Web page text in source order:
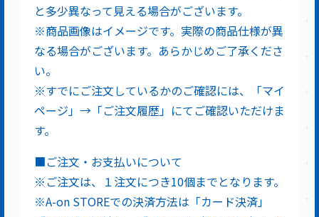
と多少異なって見える場合がございます。
※商品画像はイメージです。実際の商品仕様が異
なる場合がございます。あらかじめご了承くださ
い。
※すでにご注文しているかのご確認には、「マイ
ページ」→「ご注文履歴」にてご確認いただけま
す。
■ご注文・お支払いについて
※ご注文は、１注文につき10個までとなります。
※A-on STOREでの決済方法は「カード決済」